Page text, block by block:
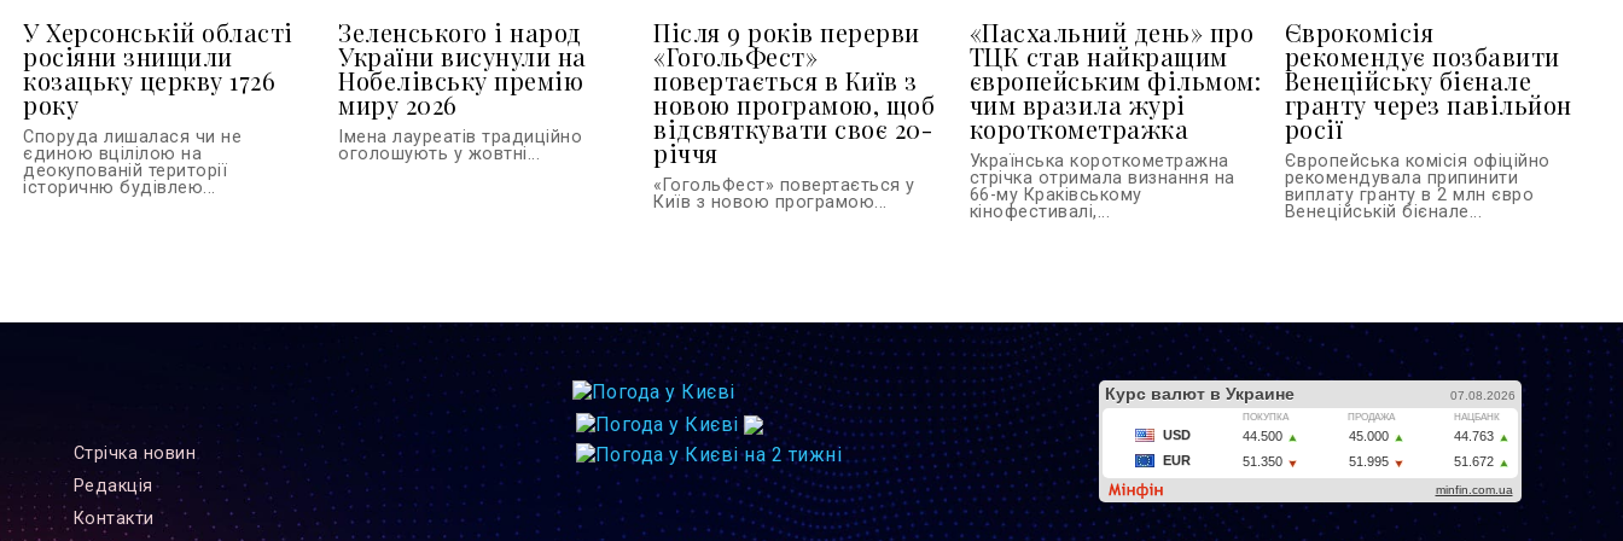
У Херсонській області
росіяни знищили
козацьку церкву 1726
року
Споруда лишалася чи не
єдиною вцілілою на
деокупованій території
історичню будівлею...
Зеленського і народ
України висунули на
Нобелівську премію
миру 2026
Імена лауреатів традиційно
оголошують у жовтні...
Після 9 років перерви
«ГогольФест»
повертається в Київ з
новою програмою, щоб
відсвяткувати своє 20-
річчя
«ГогольФест» повертається у
Київ з новою програмою...
«Пасхальний день» про
ТЦК став найкращим
європейським фільмом:
чим вразила журі
короткометражка
Українська короткометражна
стрічка отримала визнання на
66-му Краківському
кінофестивалі,...
Єврокомісія
рекомендує позбавити
Венеційську бієнале
гранту через павільйон
росії
Європейська комісія офіційно
рекомендувала припинити
виплату гранту в 2 млн євро
Венеційській бієнале...
Стрiчка новин
Редакцiя
Контакти